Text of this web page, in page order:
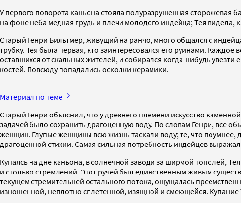
У первого поворота каньона стояла полуразрушенная
на фоне неба медная грудь и плечи молодого индейца; Тея видела,
Старый Генри Бильтмер, живущий на ранчо, много общался с
трубку. Тея была первая, кто заинтересовался его руинами.
оставшихся от скальных жителей, и собирался когда-нибудь
костей. Повсюду попадались осколки керамики.
Материал по теме
Старый Генри объяснил, что у древнего племени искусство
задачей было сохранить драгоценную воду. По словам Генри, все
женщин. Глупые женщины всю жизнь таскали воду; те, что поумнее,
драгоценной стихии. Самая сильная потребность индейцев
Купаясь на дне каньона, в солнечной заводи за ширмой тополей,
и столько стремлений. Этот ручей был единственным живым
текущем стремительней остального потока, ощущалась
изношенной, неплотно сплетенной, изящной и смеющейся.